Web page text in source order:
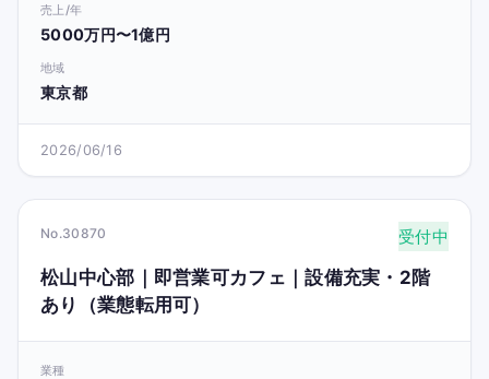
売上/年
5000万円〜1億円
地域
東京都
2026/06/16
No.30870 受付中
松山中心部｜即営業可カフェ｜設備充実・2階
あり（業態転用可）
業種